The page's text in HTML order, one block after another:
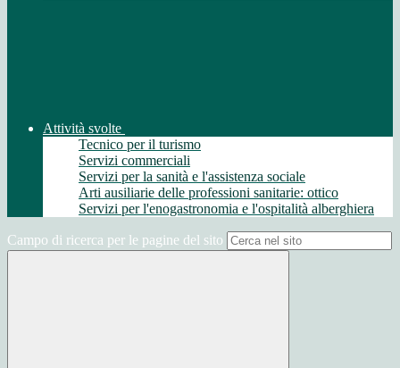
Attività svolte
Tecnico per il turismo
Servizi commerciali
Servizi per la sanità e l'assistenza sociale
Arti ausiliarie delle professioni sanitarie: ottico
Servizi per l'enogastronomia e l'ospitalità alberghiera
Campo di ricerca per le pagine del sito